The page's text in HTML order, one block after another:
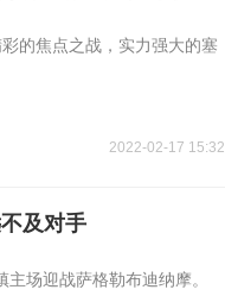
的焦点之战，实力强大的塞
2022-02-17 15:32
及对手
场迎战萨格勒布迪纳摩。